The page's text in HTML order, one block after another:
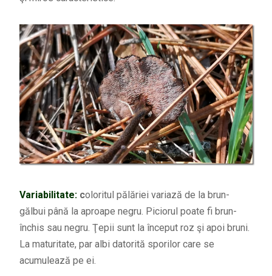
Variabilitate:coloritul pălăriei variază de la brun-
gălbui până la aproape negru. Piciorul poate fi brun-
închis sau negru. Ţepii sunt la început roz şi apoi bruni.
La maturitate, par albi datorită sporilor care se
acumulează pe ei.